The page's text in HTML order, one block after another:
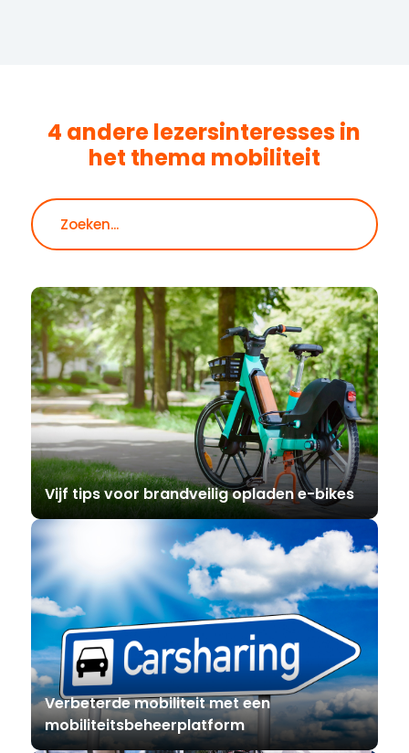
4 andere lezersinteresses in
het thema mobiliteit
Vijf tips voor brandveilig opladen e-bikes
Verbeterde mobiliteit met een
mobiliteitsbeheerplatform